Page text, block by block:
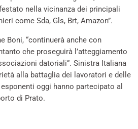
nella vicinanza dei principali
come Sda, Gls, Brt, Amazon”.
Boni, “continuerà anche con
che proseguirà l’atteggiamento
datoriali”. Sinistra Italiana
alla battaglia dei lavoratori e delle
oggi hanno partecipato al
di Prato.